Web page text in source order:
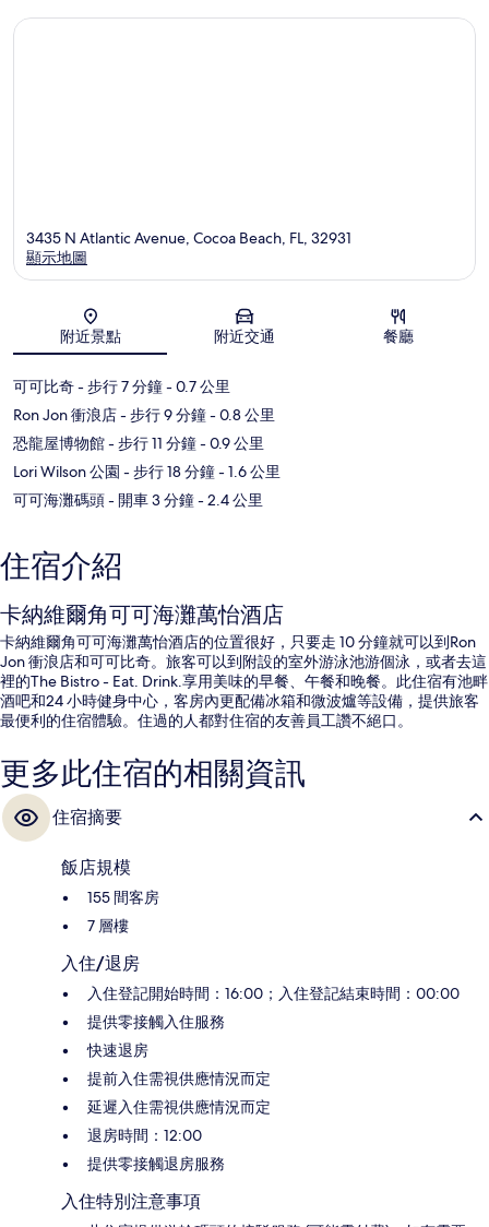
地圖
3435 N Atlantic Avenue, Cocoa Beach, FL, 32931
顯示地圖
附近景點 附近交通 餐廳
可可比奇- 步行 7 分鐘- 0.7 公里
Ron Jon 衝浪店- 步行 9 分鐘- 0.8 公里
恐龍屋博物館- 步行 11 分鐘- 0.9 公里
Lori Wilson 公園 - 步行 18 分鐘- 1.6 公里
可可海灘碼頭- 開車 3 分鐘- 2.4 公里
住宿介紹
卡納維爾角可可海灘萬怡酒店
卡納維爾角可可海灘萬怡酒店的位置很好，只要走 10 分鐘就可以到Ron
Jon 衝浪店和可可比奇。旅客可以到附設的室外游泳池游個泳，或者去這
裡的The Bistro - Eat. Drink.享用美味的早餐、午餐和晚餐。此住宿有池畔
酒吧和24 小時健身中心，客房內更配備冰箱和微波爐等設備，提供旅客
最便利的住宿體驗。住過的人都對住宿的友善員工讚不絕口。
更多此住宿的相關資訊
住宿摘要
飯店規模
155 間客房
7 層樓
入住/退房
入住登記開始時間：16:00；入住登記結束時間：00:00
提供零接觸入住服務
快速退房
提前入住需視供應情況而定
延遲入住需視供應情況而定
退房時間：12:00
提供零接觸退房服務
入住特別注意事項